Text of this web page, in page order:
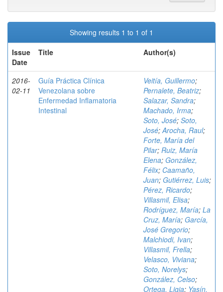
Showing results 1 to 1 of 1
Issue
Date
Title Author(s)
2016-
02-11
Guía Práctica Clínica
Venezolana sobre
Enfermedad Inflamatoria
Intestinal
Veitía, Guillermo;
Pernalete, Beatriz;
Salazar, Sandra;
Machado, Irma;
Soto, José; Soto,
José;Arocha, Raul;
Forte, María del
Pilar; Ruiz, María
Elena; González,
Félix; Caamaño,
Juan; Gutiérrez, Luis;
Pérez, Ricardo;
Villasmil, Elisa;
Rodríguez, María; La
Cruz, María; García,
José Gregorio;
Malchiodi, Ivan;
Villasmil, Frella;
Velasco, Viviana;
Soto, Norelys;
González, Celso;
Ortega, Ligia; Yasín,